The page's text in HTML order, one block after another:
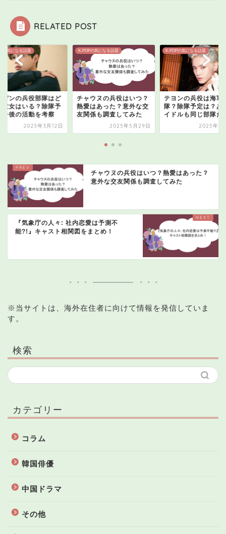
RELATED POST
の気になる話題
ガンの兵役部隊はど
彼女はいる？除隊予
今後の活動を考察
2025年3月12日
K-POPの気になる話題
チャウヌの兵役はいつ？
熱愛はあった？意外な交
友関係も調査してみた
2025年5月29日
K-POPの気になる話題
テヨンの兵役は海軍
隊？除隊予定は？あ
イドルも同じ部隊だ
2025年3
チャウヌの兵役はいつ？熱愛はあった？
意外な交友関係も調査してみた
『気象庁の人々: 社内恋愛は予測不
能?!』キャスト相関図をまとめ！
※当サイトは、海外在住者に向けて情報を発信していま
す。
検索
カテゴリー
コラム
韓国俳優
中国ドラマ
その他